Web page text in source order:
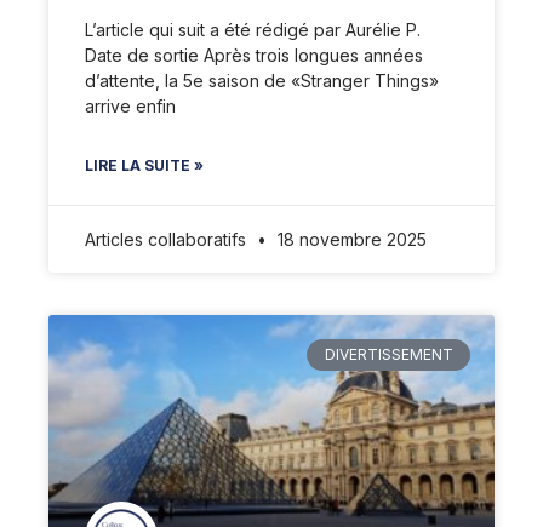
L’article qui suit a été rédigé par Aurélie P.
Date de sortie Après trois longues années
d’attente, la 5e saison de «Stranger Things»
arrive enfin
LIRE LA SUITE »
Articles collaboratifs 18 novembre 2025
DIVERTISSEMENT